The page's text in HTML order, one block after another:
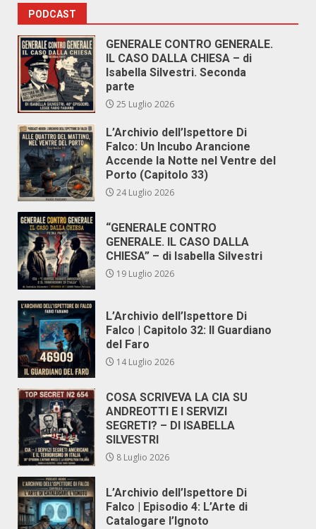
PODCAST
GENERALE CONTRO GENERALE.
IL CASO DALLA CHIESA – di
Isabella Silvestri. Seconda
parte
25 Luglio 2026
L’Archivio dell’Ispettore Di
Falco: Un Incubo Arancione
Accende la Notte nel Ventre del
Porto (Capitolo 33)
24 Luglio 2026
“GENERALE CONTRO
GENERALE. IL CASO DALLA
CHIESA” – di Isabella Silvestri
19 Luglio 2026
L’Archivio dell’Ispettore Di
Falco | Capitolo 32: Il Guardiano
del Faro
14 Luglio 2026
COSA SCRIVEVA LA CIA SU
ANDREOTTI E I SERVIZI
SEGRETI? – DI ISABELLA
SILVESTRI
8 Luglio 2026
L’Archivio dell’Ispettore Di
Falco | Episodio 4: L’Arte di
Catalogare l’Ignoto